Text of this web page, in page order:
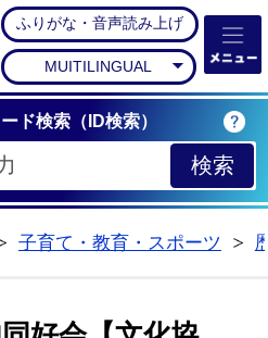
石岡市公式ホームペー
ふりがな・音声読み上げ
MUITILINGUAL
ド検索（ID検索）
子育て・教育・スポーツ